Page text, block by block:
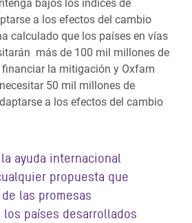
bajos los índices de
a los efectos del cambio
calculado que los países en vías
más de 100 mil millones de
la mitigación y Oxfam
50 mil millones de
a los efectos del cambio
ayuda internacional
propuesta que
las promesas
países desarrollados